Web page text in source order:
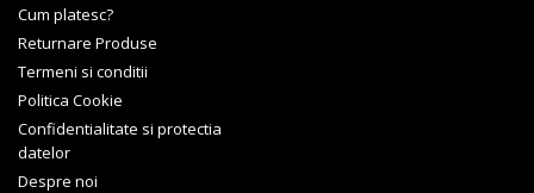
Cum platesc?
Returnare Produse
Termeni si conditii
Politica Cookie
Confidentialitate si protectia
datelor
Despre noi